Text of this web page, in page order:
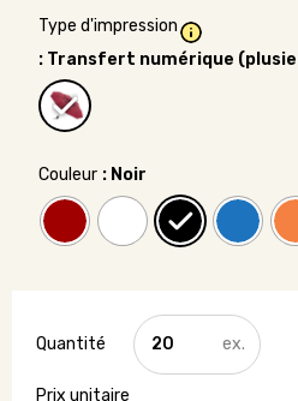
Type d'impression
: Transfert numérique
Couleur : Noir
quantité
de
Parapluie